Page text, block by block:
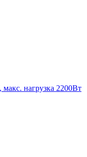
нагрузка 2200Вт